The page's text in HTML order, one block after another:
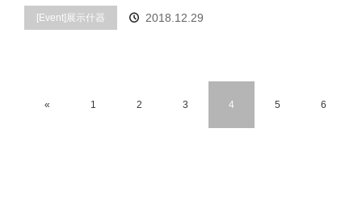
[Event]展示什器 2018.12.29
« 1 2 3 4 5 6